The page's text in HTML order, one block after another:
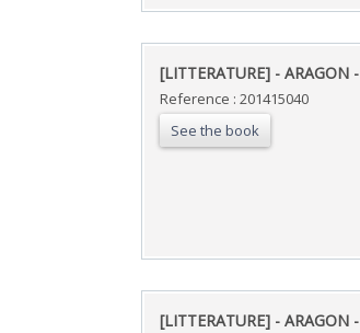
‎[LITTERATURE] - ARAGON - ‎
Reference : 201415040
See the book
‎[LITTERATURE] - ARAGON - ‎